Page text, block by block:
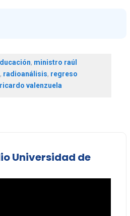
, ministro raúl
, radioanálisis, regreso
ricardo valenzuela
Universidad de